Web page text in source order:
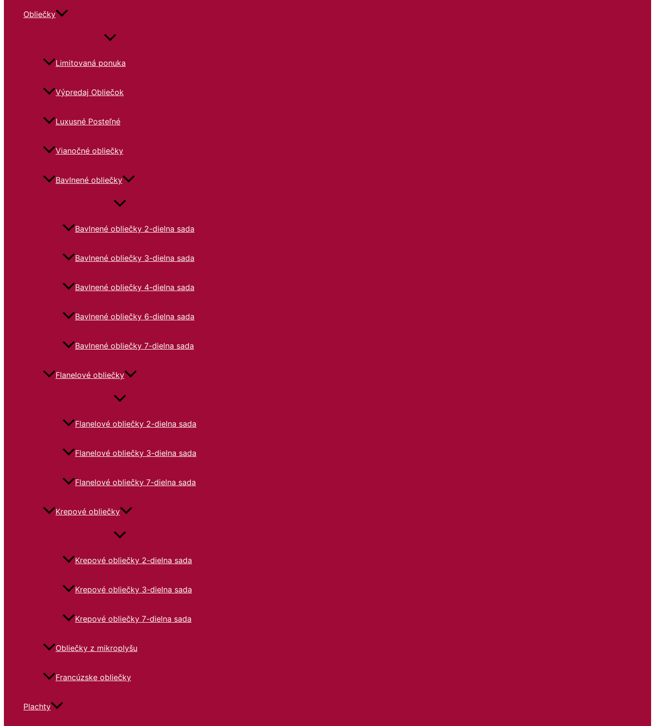
Obliečky
Limitovaná ponuka
Výpredaj Obliečok
Luxusné Posteľné
Vianočné obliečky
Bavlnené obliečky
Bavlnené obliečky 2-dielna sada
Bavlnené obliečky 3-dielna sada
Bavlnené obliečky 4-dielna sada
Bavlnené obliečky 6-dielna sada
Bavlnené obliečky 7-dielna sada
Flanelové obliečky
Flanelové obliečky 2-dielna sada
Flanelové obliečky 3-dielna sada
Flanelové obliečky 7-dielna sada
Krepové obliečky
Krepové obliečky 2-dielna sada
Krepové obliečky 3-dielna sada
Krepové obliečky 7-dielna sada
Obliečky z mikroplyšu
Francúzske obliečky
Plachty